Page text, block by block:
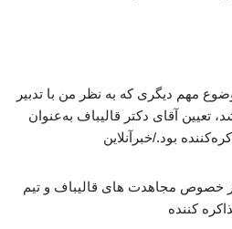
مهم دیگری که به نظر من با تدبیر
تعیین آقای دکتر قالیباف به‌عنوان
بود./خبرآنلاین